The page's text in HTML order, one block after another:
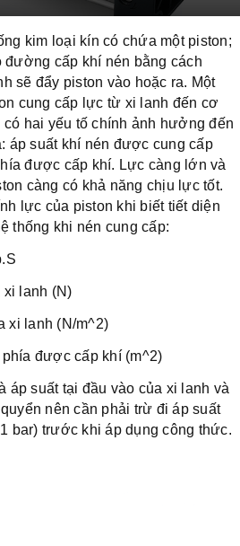
kim loại kín có chứa một piston;
đường cấp khí nén bằng cách
sẽ đẩy piston vào hoặc ra. Một
cung cấp lực từ xi lanh đến cơ
hai yếu tố chính ảnh hưởng đến
áp suất khí nén được cung cấp
được cấp khí. Lực càng lớn và
càng có khả năng chịu lực tốt.
lực của piston khi biết tiết diện
thống khi nén cung cấp:
lanh (N)
xi lanh (N/m^2)
được cấp khí (m^2)
áp suất tại đầu vào của xi lanh và
nên cần phải trừ đi áp suất
bar) trước khi áp dụng công thức.